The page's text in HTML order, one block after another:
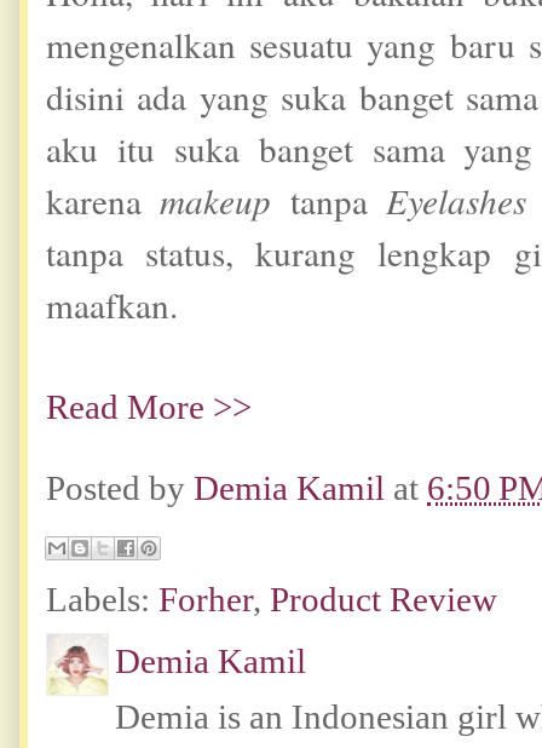
mengenalkan sesuatu yang baru
disini ada yang suka banget
aku itu suka banget sama
karenamakeup tanpa Eyelashes
tanpa status, kurang lengkap
maafkan.
Read More >>
Posted by Demia Kamil at 6:50
Labels: Forher, Product Review
Demia Kamil
Demia is an Indonesian girl